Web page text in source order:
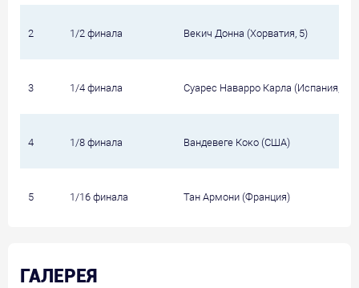
2 1/2 финала Векич Донна (Хорватия, 5)
3 1/4 финала Суарес Наварро Карла (Испания, 6)
4 1/8 финала Вандевеге Коко (США)
5 1/16 финала Тан Армони (Франция)
ГАЛЕРЕЯ